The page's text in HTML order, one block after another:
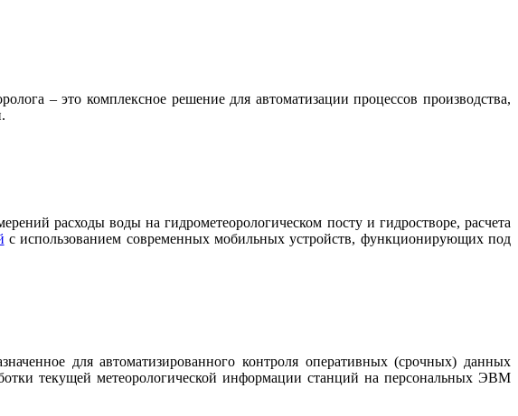
– это комплексное решение для автоматизации процессов производства,
расходы воды на гидрометеорологическом посту и гидростворе, расчета
с использованием современных мобильных устройств, функционирующих под
для автоматизированного контроля оперативных (срочных) данных
текущей метеорологической информации станций на персональных ЭВМ